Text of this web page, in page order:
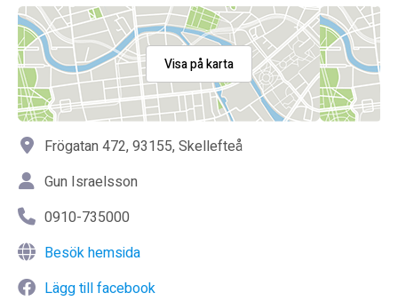
Visa på karta
Frögatan 472, 93155, Skellefteå
Gun Israelsson
0910-735000
Besök hemsida
Lägg till facebook